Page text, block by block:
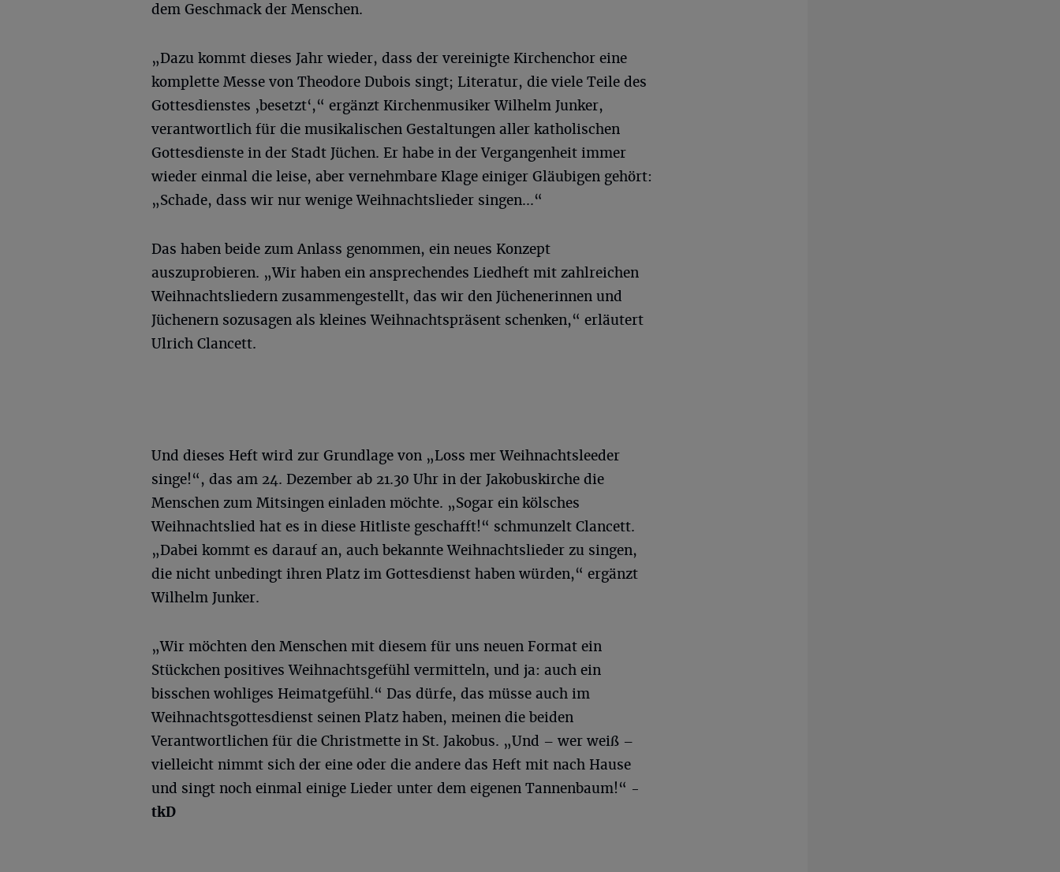
dem Geschmack der Menschen.
„Dazu kommt dieses Jahr wieder, dass der vereinigte Kirchenchor eine
komplette Messe von Theodore Dubois singt; Literatur, die viele Teile des
Gottesdienstes ‚besetzt‘,“ ergänzt Kirchenmusiker Wilhelm Junker,
verantwortlich für die musikalischen Gestaltungen aller katholischen
Gottesdienste in der Stadt Jüchen. Er habe in der Vergangenheit immer
wieder einmal die leise, aber vernehmbare Klage einiger Gläubigen gehört:
„Schade, dass wir nur wenige Weihnachtslieder singen...“
Das haben beide zum Anlass genommen, ein neues Konzept
auszuprobieren. „Wir haben ein ansprechendes Liedheft mit zahlreichen
Weihnachtsliedern zusammengestellt, das wir den Jüchenerinnen und
Jüchenern sozusagen als kleines Weihnachtspräsent schenken,“ erläutert
Ulrich Clancett.
Und dieses Heft wird zur Grundlage von „Loss mer Weihnachtsleeder
singe!“, das am 24. Dezember ab 21.30 Uhr in der Jakobuskirche die
Menschen zum Mitsingen einladen möchte. „Sogar ein kölsches
Weihnachtslied hat es in diese Hitliste geschafft!“ schmunzelt Clancett.
„Dabei kommt es darauf an, auch bekannte Weihnachtslieder zu singen,
die nicht unbedingt ihren Platz im Gottesdienst haben würden,“ ergänzt
Wilhelm Junker.
„Wir möchten den Menschen mit diesem für uns neuen Format ein
Stückchen positives Weihnachtsgefühl vermitteln, und ja: auch ein
bisschen wohliges Heimatgefühl.“ Das dürfe, das müsse auch im
Weihnachtsgottesdienst seinen Platz haben, meinen die beiden
Verantwortlichen für die Christmette in St. Jakobus. „Und – wer weiß –
vielleicht nimmt sich der eine oder die andere das Heft mit nach Hause
und singt noch einmal einige Lieder unter dem eigenen Tannenbaum!“ -
tkD